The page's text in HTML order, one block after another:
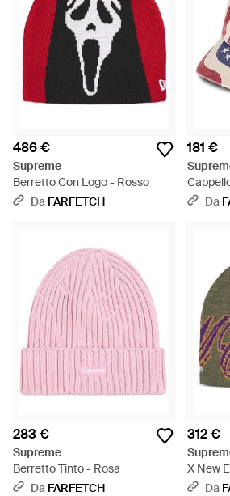
486 €
Supreme
Berretto Con Logo - Rosso
Da FARFETCH
181 €
Da
283 €
Supreme
Berretto Tinto - Rosa
Da FARFETCH
312 €
X New
Verde
Da